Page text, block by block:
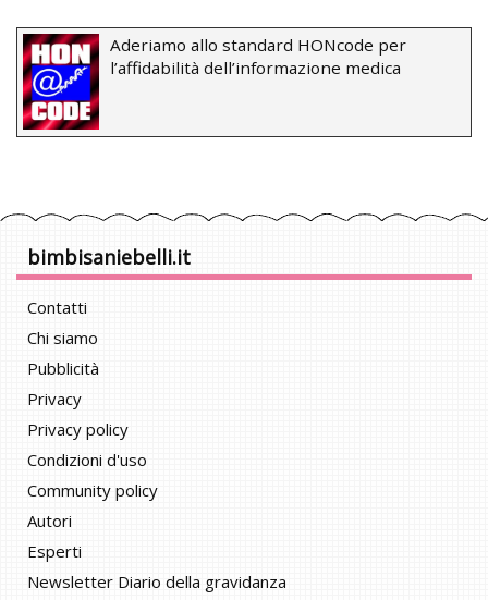
Aderiamo allo standard HONcode per
l’affidabilità dell’informazione medica
bimbisaniebelli.it
Contatti
Chi siamo
Pubblicità
Privacy
Privacy policy
Condizioni d'uso
Community policy
Autori
Esperti
Newsletter Diario della gravidanza